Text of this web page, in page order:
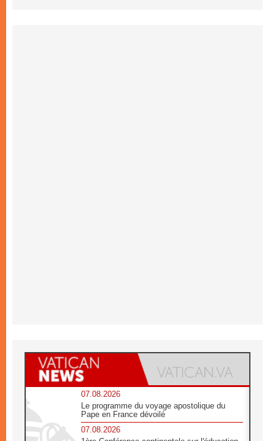
07.08.2026
Le programme du voyage apostolique du
Pape en France dévoilé
07.08.2026